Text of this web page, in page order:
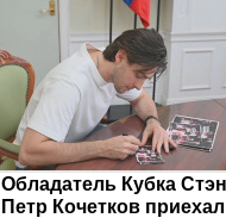
Обладатель Кубка
Петр Кочетков